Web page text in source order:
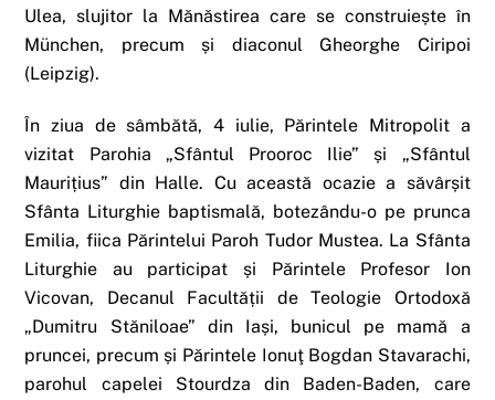
Ulea, slujitor la Mănăstirea care se construiește în
München, precum și diaconul Gheorghe Ciripoi
(Leipzig).
În ziua de sâmbătă, 4 iulie, Părintele Mitropolit a
vizitat Parohia „Sfântul Prooroc Ilie” și „Sfântul
Maurițius” din Halle. Cu această ocazie a săvârșit
Sfânta Liturghie baptismală, botezându-o pe prunca
Emilia, fiica Părintelui Paroh Tudor Mustea. La Sfânta
Liturghie au participat și Părintele Profesor Ion
Vicovan, Decanul Facultății de Teologie Ortodoxă
„Dumitru Stăniloae” din Iași, bunicul pe mamă a
pruncei, precum și Părintele Ionuţ Bogdan Stavarachi,
parohul capelei Stourdza din Baden-Baden, care